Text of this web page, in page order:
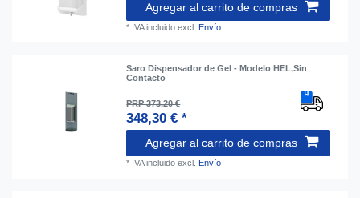
Agregar al carrito de compras
* IVA incluido excl. Envío
Saro Dispensador de Gel - Modelo HEL,Sin
Contacto
PRP 373,20 €
348,30 € *
Agregar al carrito de compras
* IVA incluido excl. Envío